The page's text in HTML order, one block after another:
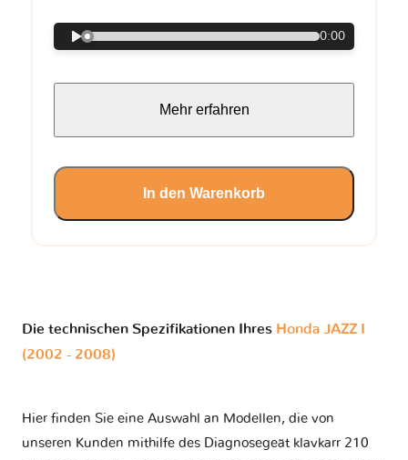
0:00
Mehr erfahren
In den Warenkorb
Die technischen Spezifikationen Ihres Honda JAZZ I
(2002 - 2008)
Hier finden Sie eine Auswahl an Modellen, die von
unseren Kunden mithilfe des Diagnosegeät klavkarr 210